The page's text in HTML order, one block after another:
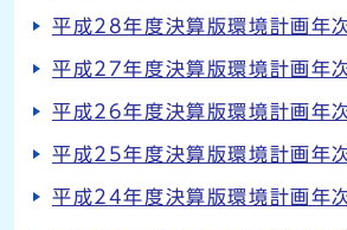
平成28年度決算版環境計画年
平成27年度決算版環境計画年
平成26年度決算版環境計画年
平成25年度決算版環境計画年
平成24年度決算版環境計画年